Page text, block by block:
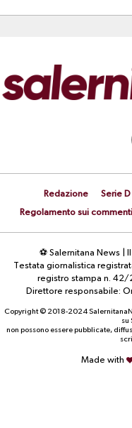
Redazione Serie D
Regolamento sui
⚽ Salernitana News |
Testata giornalistica
registro stampa n.
Direttore responsabile:
Copyright © 2018-2024
su
non possono essere pubblicate,
Made with